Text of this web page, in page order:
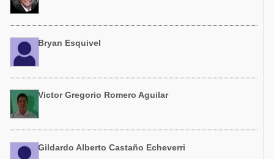
Bryan Esquivel
Victor Gregorio Romero Aguilar
Gildardo Alberto Castaño Echeverri